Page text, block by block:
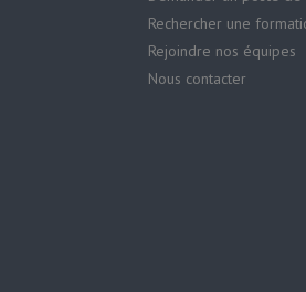
Rechercher une
Rejoindre nos équipes
Nous contacter